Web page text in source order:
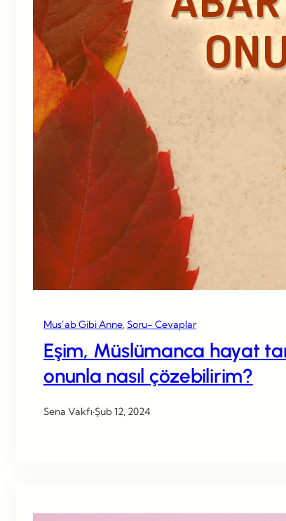
Mus’ab Gibi Anne, Soru- Cevaplar
Eşim, Müslümanca hayat
onunla nasıl çözebilirim?
Sena Vakfı·Şub 12, 2024